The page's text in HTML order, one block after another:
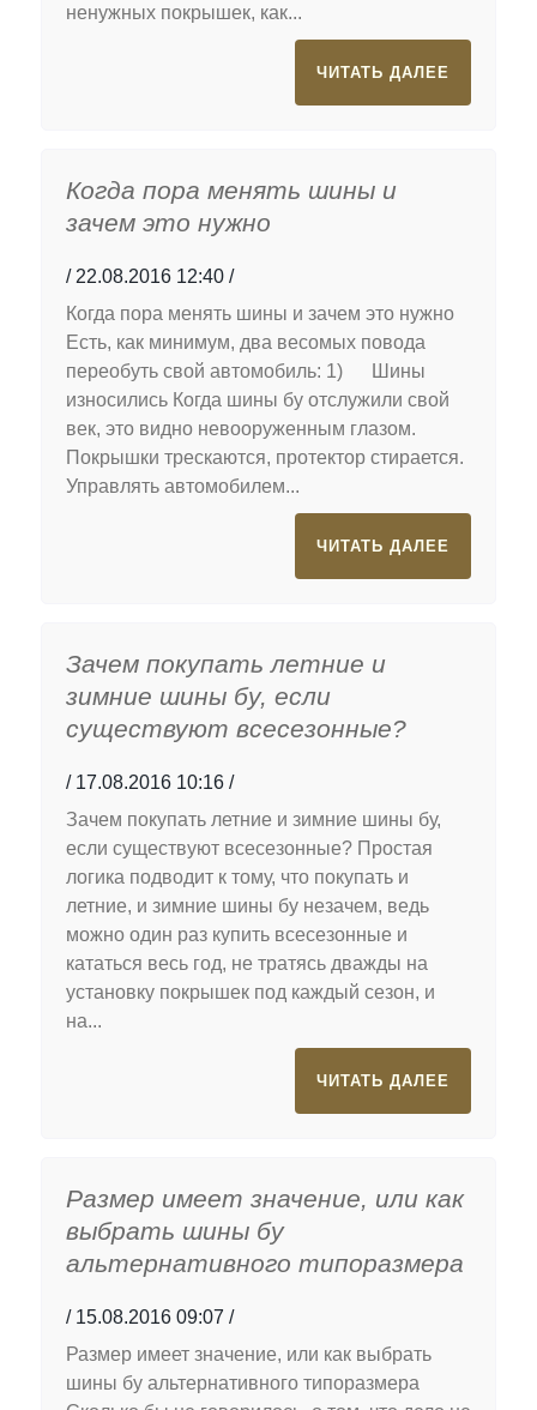
ненужных покрышек, как...
ЧИТАТЬ ДАЛЕЕ
Когда пора менять шины и
зачем это нужно
22.08.2016 12:40
Когда пора менять шины и зачем это нужно
Есть, как минимум, два весомых повода
переобуть свой автомобиль: 1) Шины
износились Когда шины бу отслужили свой
век, это видно невооруженным глазом.
Покрышки трескаются, протектор стирается.
Управлять автомобилем...
ЧИТАТЬ ДАЛЕЕ
Зачем покупать летние и
зимние шины бу, если
существуют всесезонные?
17.08.2016 10:16
Зачем покупать летние и зимние шины бу,
если существуют всесезонные? Простая
логика подводит к тому, что покупать и
летние, и зимние шины бу незачем, ведь
можно один раз купить всесезонные и
кататься весь год, не тратясь дважды на
установку покрышек под каждый сезон, и
на...
ЧИТАТЬ ДАЛЕЕ
Размер имеет значение, или как
выбрать шины бу
альтернативного типоразмера
15.08.2016 09:07
Размер имеет значение, или как выбрать
шины бу альтернативного типоразмера